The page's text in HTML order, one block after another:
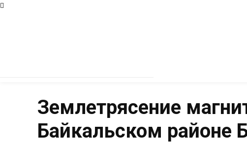
Землетрясение
Байкальском районе